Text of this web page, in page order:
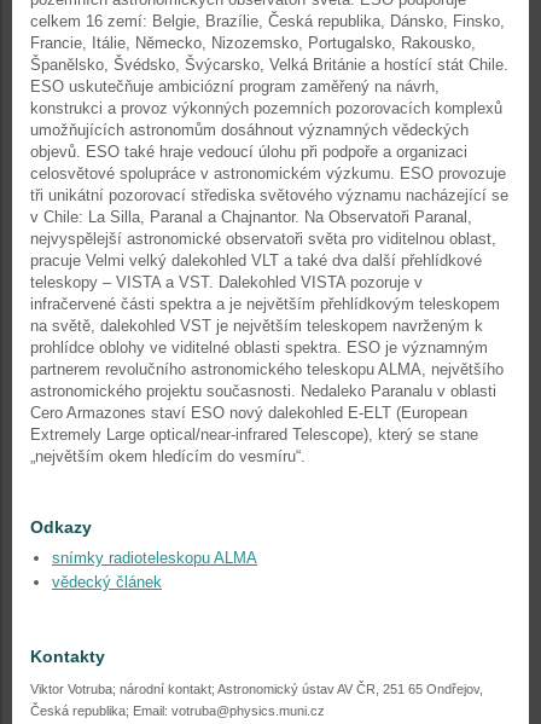
celkem 16 zemí: Belgie, Brazílie, Česká republika, Dánsko, Finsko,
Francie, Itálie, Německo, Nizozemsko, Portugalsko, Rakousko,
Španělsko, Švédsko, Švýcarsko, Velká Británie a hostící stát Chile.
ESO uskutečňuje ambiciózní program zaměřený na návrh,
konstrukci a provoz výkonných pozemních pozorovacích komplexů
umožňujících astronomům dosáhnout významných vědeckých
objevů. ESO také hraje vedoucí úlohu při podpoře a organizaci
celosvětové spolupráce v astronomickém výzkumu. ESO provozuje
tři unikátní pozorovací střediska světového významu nacházející se
v Chile: La Silla, Paranal a Chajnantor. Na Observatoři Paranal,
nejvyspělejší astronomické observatoři světa pro viditelnou oblast,
pracuje Velmi velký dalekohled VLT a také dva další přehlídkové
teleskopy – VISTA a VST. Dalekohled VISTA pozoruje v
infračervené části spektra a je největším přehlídkovým teleskopem
na světě, dalekohled VST je největším teleskopem navrženým k
prohlídce oblohy ve viditelné oblasti spektra. ESO je významným
partnerem revolučního astronomického teleskopu ALMA, největšího
astronomického projektu současnosti. Nedaleko Paranalu v oblasti
Cero Armazones staví ESO nový dalekohled E-ELT (European
Extremely Large optical/near-infrared Telescope), který se stane
„největším okem hledícím do vesmíru“.
Odkazy
snímky radioteleskopu ALMA
vědecký článek
Kontakty
Viktor Votruba; národní kontakt; Astronomický ústav AV ČR, 251 65 Ondřejov,
Česká republika; Email: votruba@physics.muni.cz